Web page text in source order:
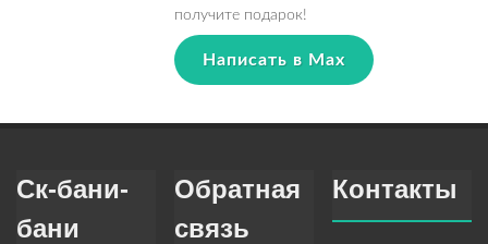
получите подарок!
Написать в Max
Ск-бани-
бани
Обратная
связь
Контакты